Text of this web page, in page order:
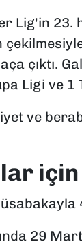
Lig'in
çıktı.
Ligi ve 1
ve
29